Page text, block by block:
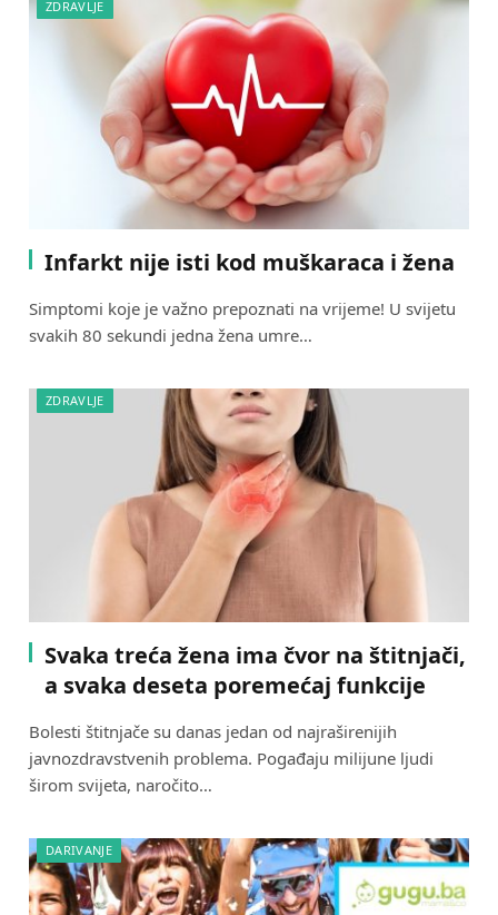
ZDRAVLJE
Infarkt nije isti kod muškaraca i žena
Simptomi koje je važno prepoznati na vrijeme! U svijetu
svakih 80 sekundi jedna žena umre…
ZDRAVLJE
Svaka treća žena ima čvor na štitnjači,
a svaka deseta poremećaj funkcije
Bolesti štitnjače su danas jedan od najraširenijih
javnozdravstvenih problema. Pogađaju milijune ljudi
širom svijeta, naročito…
DARIVANJE